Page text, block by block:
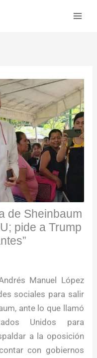
de Sheinbaum
pide a Trump
Manuel López
sociales para salir
ante lo que llamó
Unidos para
a la oposición
con gobiernos